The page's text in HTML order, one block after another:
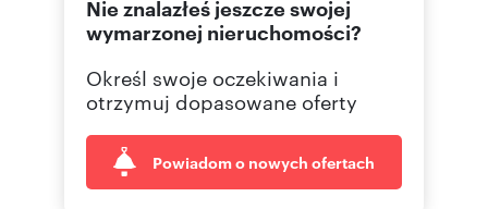
Nie znalazłeś jeszcze swojej
wymarzonej nieruchomości?
Określ swoje oczekiwania i
otrzymuj dopasowane oferty
Powiadom o nowych ofertach